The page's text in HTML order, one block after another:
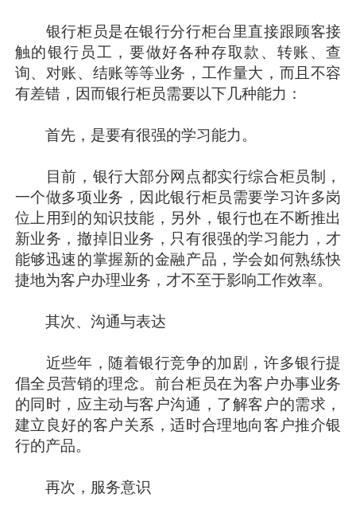
银行柜员是在银行分行柜台里直接跟顾客接
触的银行员工，要做好各种存取款、转账、查
询、对账、结账等等业务，工作量大，而且不容
有差错，因而银行柜员需要以下几种能力：
首先，是要有很强的学习能力。
目前，银行大部分网点都实行综合柜员制，
一个做多项业务，因此银行柜员需要学习许多岗
位上用到的知识技能，另外，银行也在不断推出
新业务，撤掉旧业务，只有很强的学习能力，才
能够迅速的掌握新的金融产品，学会如何熟练快
捷地为客户办理业务，才不至于影响工作效率。
其次、沟通与表达
近些年，随着银行竞争的加剧，许多银行提
倡全员营销的理念。前台柜员在为客户办事业务
的同时，应主动与客户沟通，了解客户的需求，
建立良好的客户关系，适时合理地向客户推介银
行的产品。
再次，服务意识